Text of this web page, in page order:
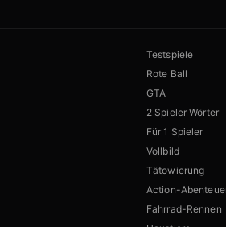
Testspiele
Rote Ball
GTA
2 Spieler Wörter
Für 1 Spieler
Vollbild
Tätowierung
Action-
Fahrrad-Rennen